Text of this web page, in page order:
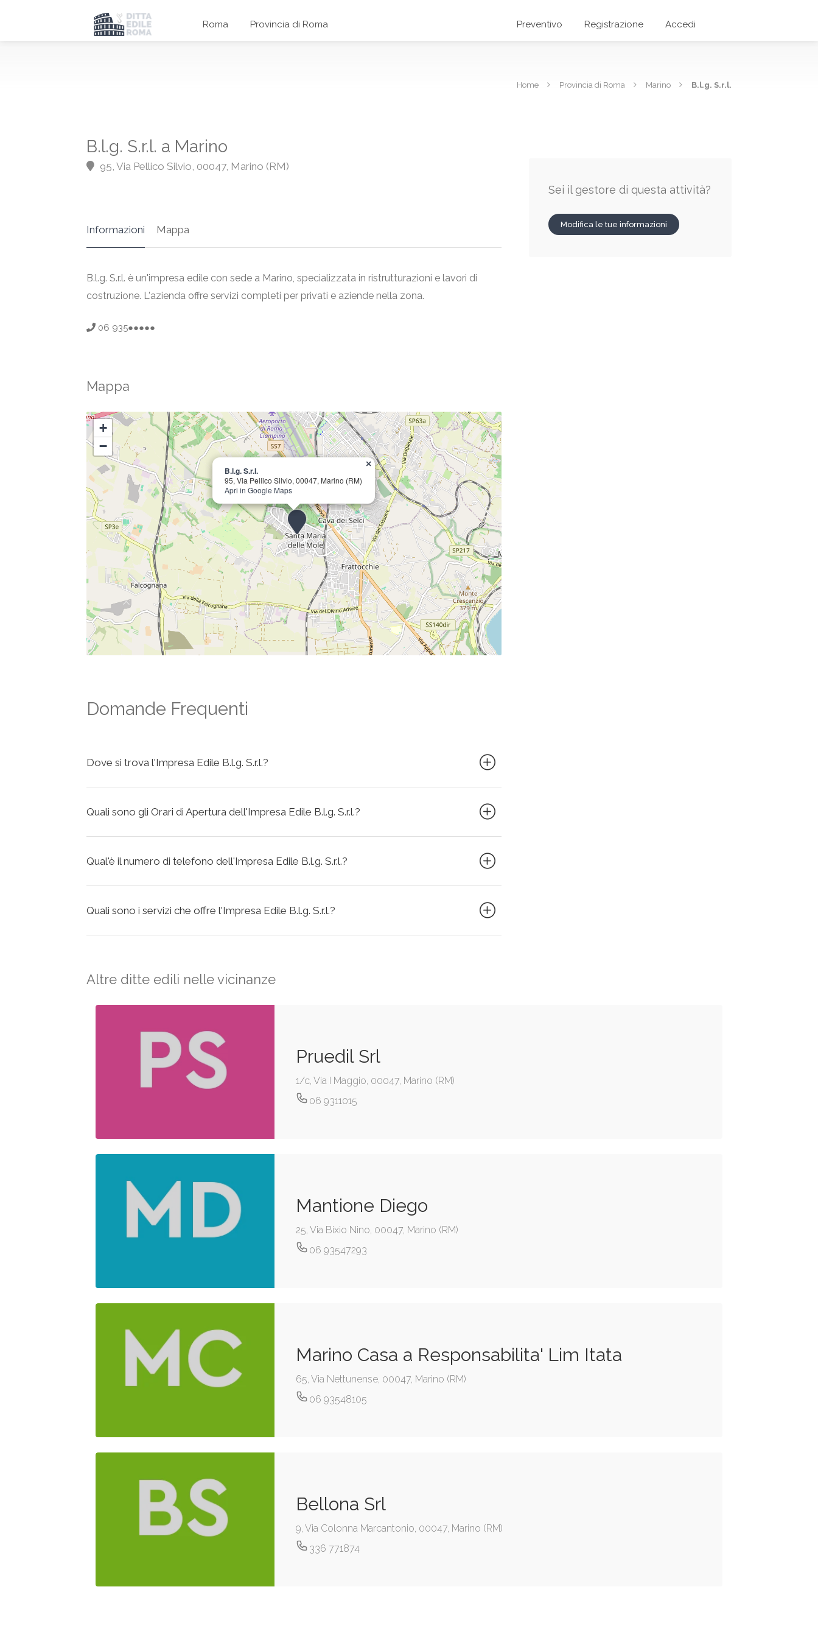
Roma Provincia di Roma Preventivo Registrazione Accedi
Home Provincia di Roma Marino B.l.g. S.r.l.
B.l.g. S.r.l. a Marino
95, Via Pellico Silvio, 00047, Marino (RM)
Informazioni Mappa
B.l.g. S.r.l. è un'impresa edile con sede a Marino, specializzata in ristrutturazioni e lavori di
costruzione. L'azienda offre servizi completi per privati e aziende nella zona.
06 935●●●●●
Mappa
B.l.g. S.r.l.
95, Via Pellico Silvio, 00047, Marino (RM)
Apri in Google Maps
×
+
−
Domande Frequenti
Dove si trova l'Impresa Edile B.l.g. S.r.l.?
Quali sono gli Orari di Apertura dell'Impresa Edile B.l.g. S.r.l.?
Qual'è il numero di telefono dell'Impresa Edile B.l.g. S.r.l.?
Quali sono i servizi che offre l'Impresa Edile B.l.g. S.r.l.?
Sei il gestore di questa attività?
Modifica le tue informazioni
Altre ditte edili nelle vicinanze
Pruedil Srl
1/c, Via I Maggio, 00047, Marino (RM)
06 9311015
Mantione Diego
25, Via Bixio Nino, 00047, Marino (RM)
06 93547293
Marino Casa a Responsabilita' Lim Itata
65, Via Nettunense, 00047, Marino (RM)
06 93548105
Bellona Srl
9, Via Colonna Marcantonio, 00047, Marino (RM)
336 771874